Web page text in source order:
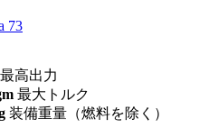
73
最高出力
最大トルク
装備重量（燃料を除く）